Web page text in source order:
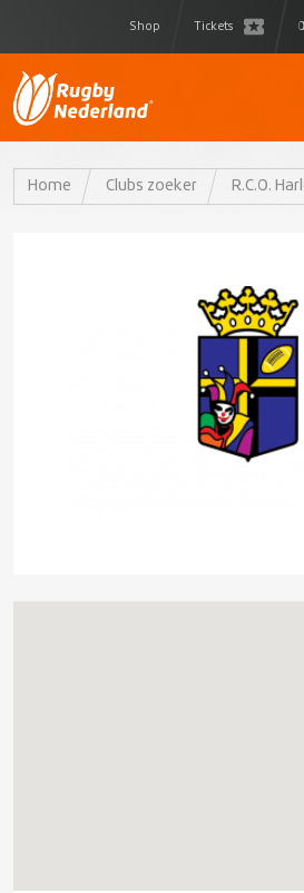
Shop Tickets
Home Clubs zoeker R.C.O.